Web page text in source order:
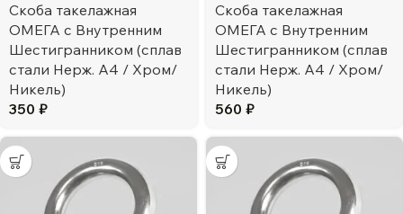
Скоба такелажная
ОМЕГА с Внутренним
Шестигранником (сплав
стали Нерж. А4 / Хром/
Никель)
350 ₽
Скоба такелажная
ОМЕГА с Внутренним
Шестигранником (сплав
стали Нерж. А4 / Хром/
Никель)
560 ₽